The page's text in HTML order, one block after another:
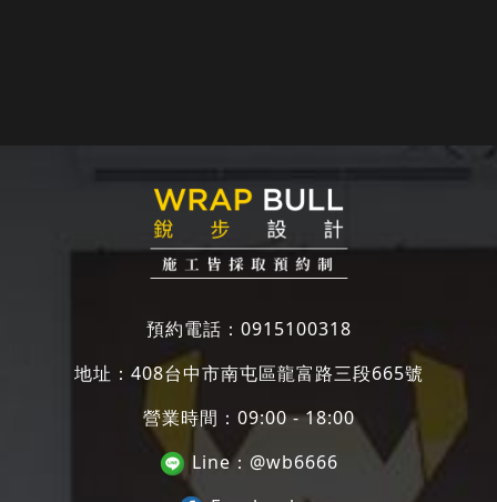
預約電話： 0915100318
地址： 408台中市南屯區龍富路三段665號
營業時間：09:00 - 18:00
Line： @wb6666